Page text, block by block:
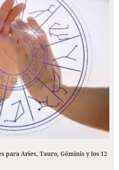
para Aries, Tauro, Géminis y los 12